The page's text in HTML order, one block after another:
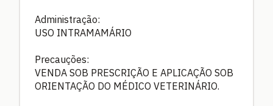
Administração:
USO INTRAMAMÁRIO
Precauções:
VENDA SOB PRESCRIÇÃO E APLICAÇÃO SOB
ORIENTAÇÃO DO MÉDICO VETERINÁRIO.